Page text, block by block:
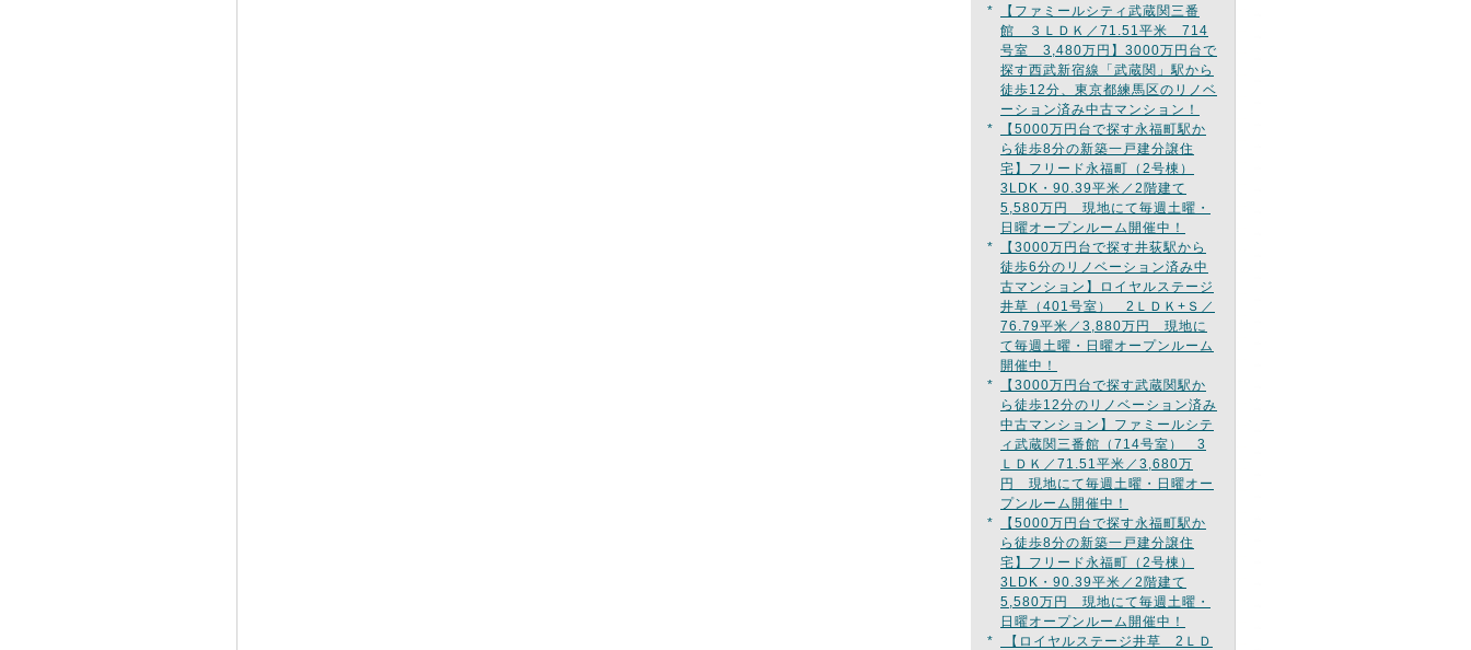
*
【ファミールシティ武蔵関三番
館 ３ＬＤＫ／71.51平米 714
号室 3,480万円】3000万円台で
探す西武新宿線「武蔵関」駅から
徒歩12分、東京都練馬区のリノベ
ーション済み中古マンション！
*
【5000万円台で探す永福町駅か
ら徒歩8分の新築一戸建分譲住
宅】フリード永福町（2号棟）
3LDK・90.39平米／2階建て
5,580万円 現地にて毎週土曜・
日曜オープンルーム開催中！
*
【3000万円台で探す井荻駅から
徒歩6分のリノベーション済み中
古マンション】ロイヤルステージ
井草（401号室） 2ＬＤＫ+Ｓ／
76.79平米／3,880万円 現地に
て毎週土曜・日曜オープンルーム
開催中！
*
【3000万円台で探す武蔵関駅か
ら徒歩12分のリノベーション済み
中古マンション】ファミールシテ
ィ武蔵関三番館（714号室） 3
ＬＤＫ／71.51平米／3,680万
円 現地にて毎週土曜・日曜オー
プンルーム開催中！
*
【5000万円台で探す永福町駅か
ら徒歩8分の新築一戸建分譲住
宅】フリード永福町（2号棟）
3LDK・90.39平米／2階建て
5,580万円 現地にて毎週土曜・
日曜オープンルーム開催中！
*
【ロイヤルステージ井草 2ＬＤ